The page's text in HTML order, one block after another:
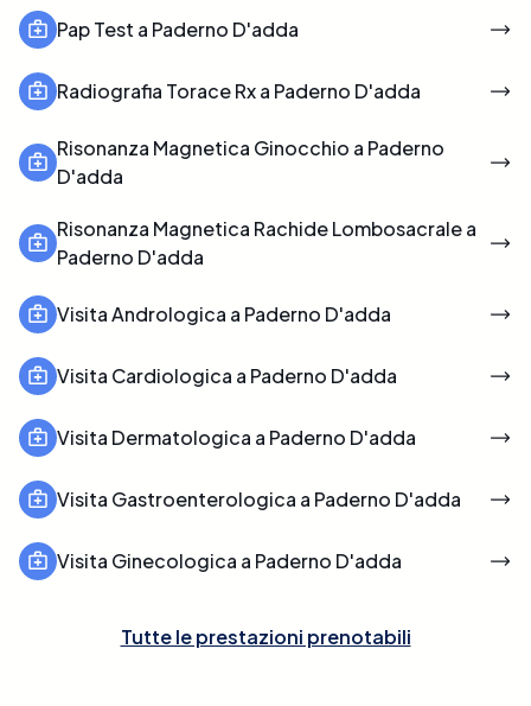
Pap Test a Paderno D'adda
Radiografia Torace Rx a Paderno D'adda
Risonanza Magnetica Ginocchio a Paderno
D'adda
Risonanza Magnetica Rachide Lombosacrale a
Paderno D'adda
Visita Andrologica a Paderno D'adda
Visita Cardiologica a Paderno D'adda
Visita Dermatologica a Paderno D'adda
Visita Gastroenterologica a Paderno D'adda
Visita Ginecologica a Paderno D'adda
Tutte le prestazioni prenotabili